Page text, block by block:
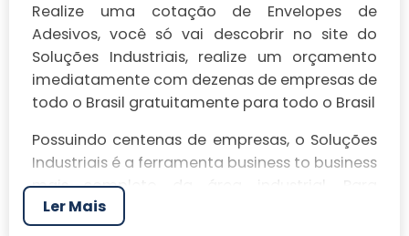
Realize uma cotação de Envelopes de
Adesivos, você só vai descobrir no site do
Soluções Industriais, realize um orçamento
imediatamente com dezenas de empresas de
todo o Brasil gratuitamente para todo o Brasil
Possuindo centenas de empresas, o Soluções
Industriais é a ferramenta business to business
mais completo da área industrial. Para
realizar um orçamento de Envelopes de
Adesivos, clique em um ou mais dos
Ler Mais